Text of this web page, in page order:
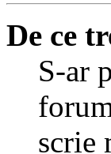
De ce
S-ar
scrie